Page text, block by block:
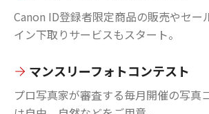
Canon ID登録者限定商品の販売やセー
イン下取りサービスもスタート。
マンスリーフォトコンテスト
プロ写真家が審査する毎月開催の写真